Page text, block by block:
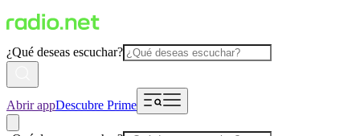
¿Qué deseas escuchar?
Abrir appDescubre Prime